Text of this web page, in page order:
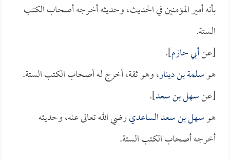
بأنه أمير المؤمنين في الحديث، وحديثه أخرجه أصحاب الكتب
الستة.
[عنأبي حازم].
هوسلمة بن دينار، وهو ثقة، أخرج له أصحاب الكتب الستة.
[عنسهل بن سعد].
هوسهل بن سعد الساعديرضي الله تعالى عنه، وحديثه
أخرجه أصحاب الكتب الستة.